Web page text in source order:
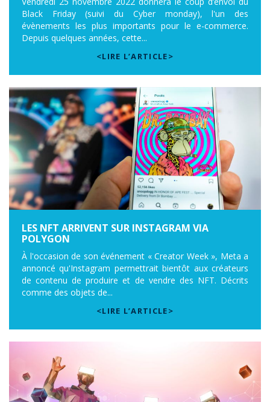
Black Friday (suivi du Cyber monday), l'un des
évènements les plus importants pour le e-commerce.
Depuis quelques années, cette...
<LIRE L’ARTICLE>
LES NFT ARRIVENT SUR INSTAGRAM VIA
POLYGON
À l'occasion de son événement « Creator Week », Meta a
annoncé qu'Instagram permettrait bientôt aux créateurs
de contenu de produire et de vendre des NFT. Décrits
comme des objets de...
<LIRE L’ARTICLE>